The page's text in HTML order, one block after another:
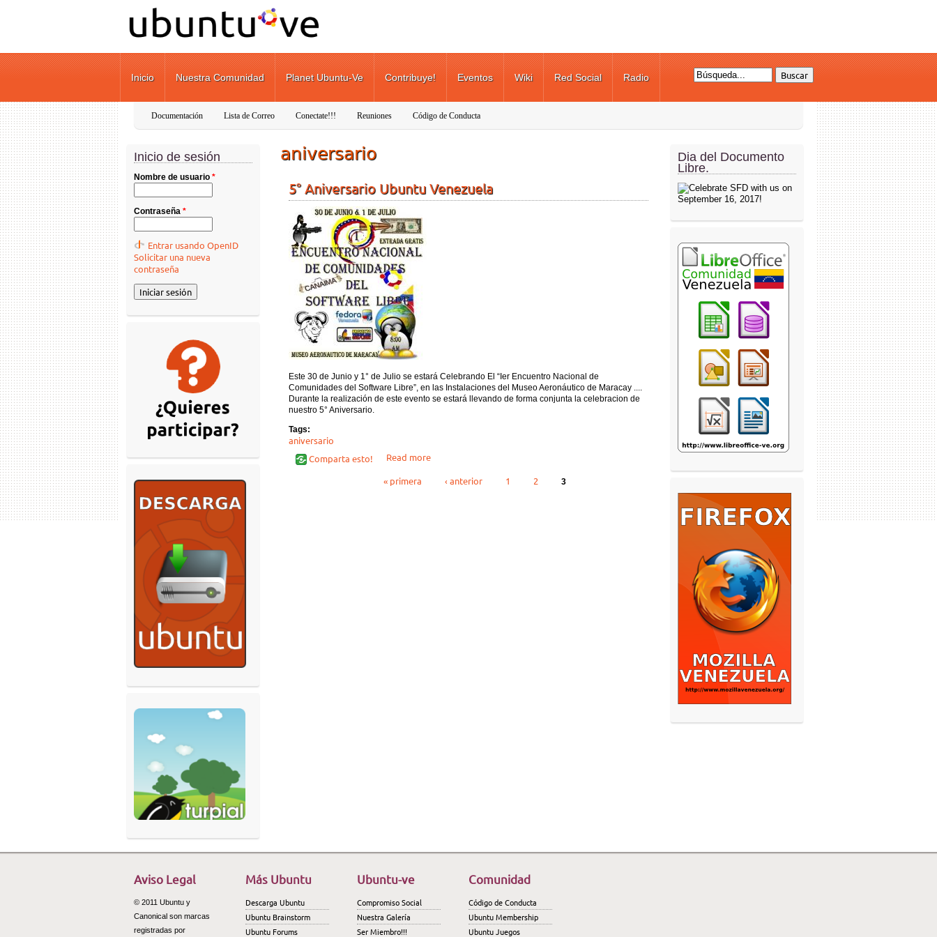
Inicio Nuestra Comunidad Planet Ubuntu-Ve Contribuye! Eventos Wiki Red Social Radio
Formulario de búsqueda
Documentación Lista de Correo Conectate!!! Reuniones Código de Conducta
Inicio de sesión
Nombre de usuario *
Contraseña *
Entrar usando OpenID
Solicitar una nueva
contraseña
Dia del Documento
Libre.
aniversario
5° Aniversario Ubuntu Venezuela
Este 30 de Junio y 1° de Julio se estará Celebrando El “Ier Encuentro Nacional de
Comunidades del Software Libre”, en las Instalaciones del Museo Aeronáutico de Maracay ....
Durante la realización de este evento se estará llevando de forma conjunta la celebracion de
nuestro 5° Aniversario.
Tags:
aniversario
Comparta esto!
Read more
« primera ‹ anterior 1 2 3
Aviso Legal
© 2011 Ubuntu y
Canonical son marcas
registradas por
Más Ubuntu
Descarga Ubuntu
Ubuntu Brainstorm
Ubuntu Forums
Ubuntu-ve
Compromiso Social
Nuestra Galería
Ser Miembro!!!
Comunidad
Código de Conducta
Ubuntu Membership
Ubuntu Juegos